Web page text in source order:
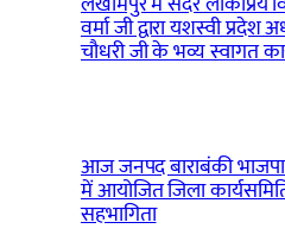
वर्मा जी द्वारा यशस्वी प्रदेश
चौधरी जी के भव्य स्वागत
आज जनपद बाराबंकी भाजपा
में आयोजित जिला
सहभागिता